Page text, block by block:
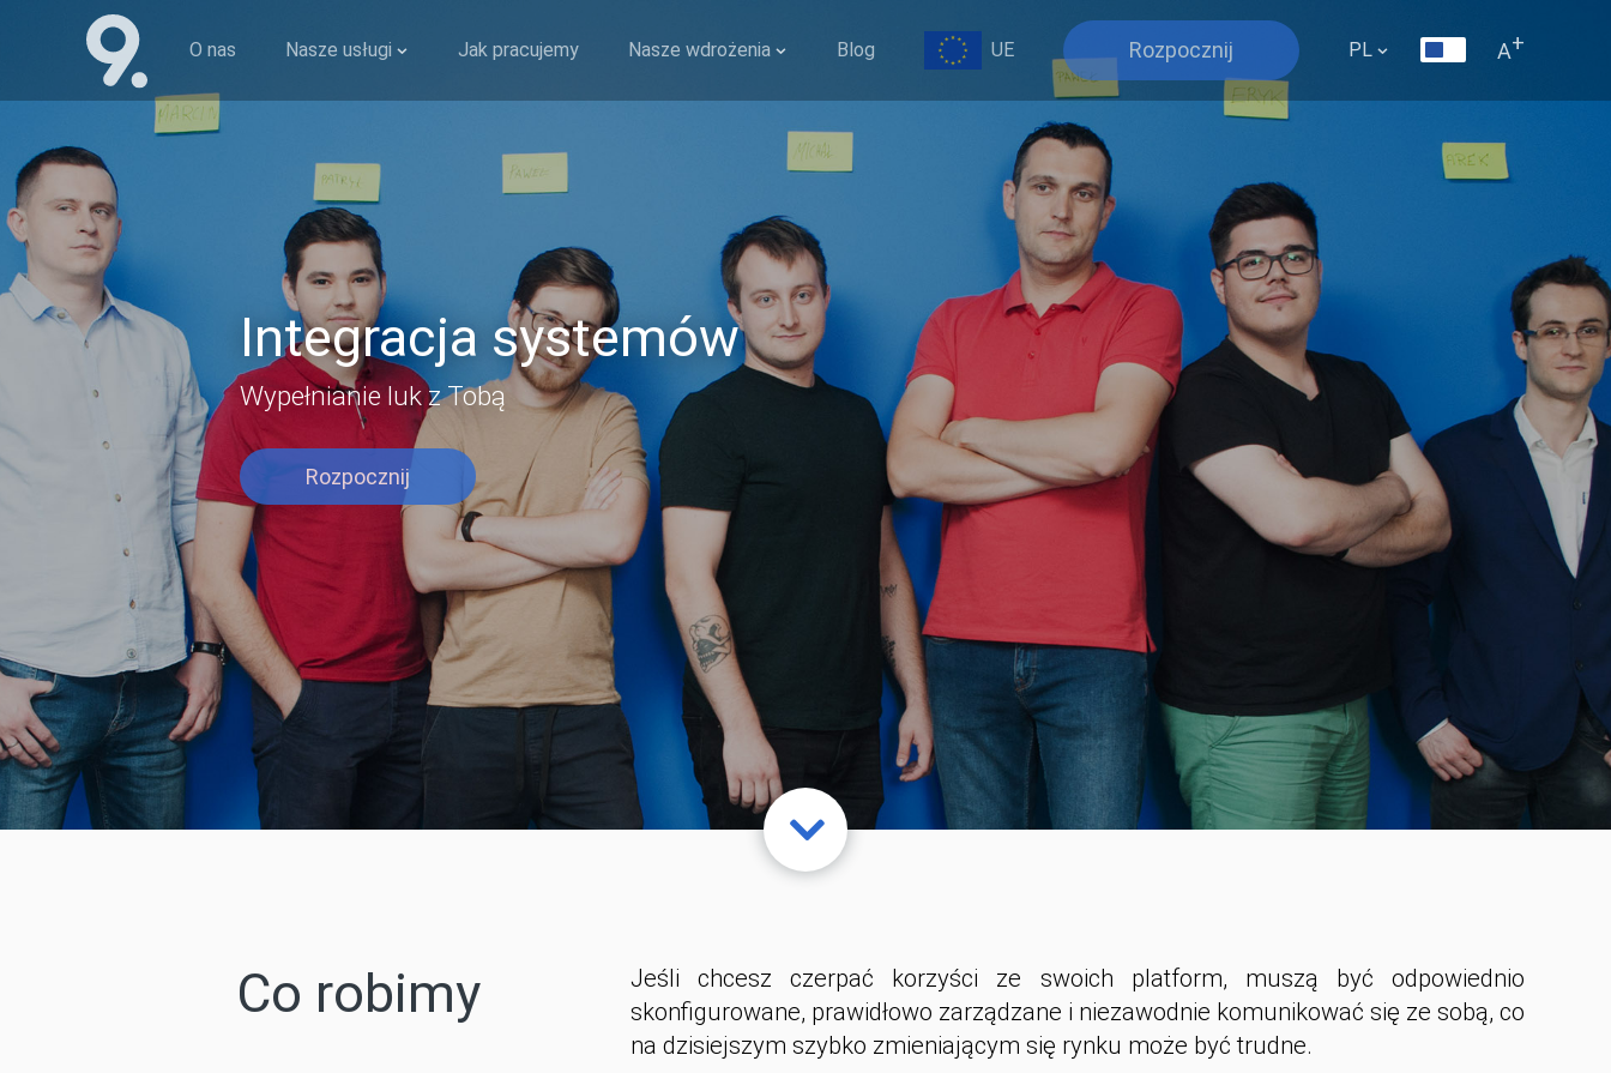
O nas Nasze usługi Jak pracujemy Nasze wdrożenia Blog UE Rozpocznij PL A+
Integracja systemów
Wypełnianie luk z Tobą
Rozpocznij
Co robimy
Jeśli chcesz czerpać korzyści ze swoich platform, muszą być odpowiednio
skonfigurowane, prawidłowo zarządzane i niezawodnie komunikować się ze sobą, co
na dzisiejszym szybko zmieniającym się rynku może być trudne.